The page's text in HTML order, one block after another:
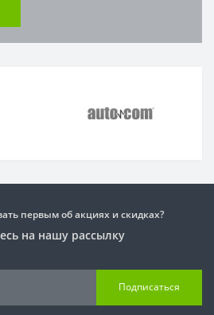
первым об акциях и скидках?
на нашу рассылку
Подписаться